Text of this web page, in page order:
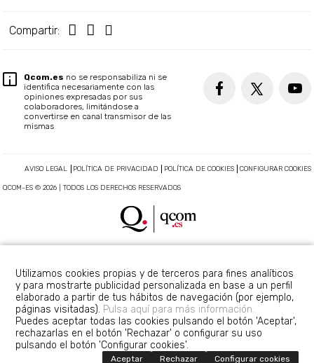
Compartir:
Qcom.es no se responsabiliza ni se
identifica necesariamente con las
opiniones expresadas por sus
colaboradores, limitándose a
convertirse en canal transmisor de las
mismas
AVISO LEGAL POLÍTICA DE PRIVACIDAD POLÍTICA DE COOKIES CONFIGURAR COOKIES
QCOM-ES © 2026 | TODOS LOS DERECHOS RESERVADOS
Utilizamos cookies propias y de terceros para fines analíticos
y para mostrarte publicidad personalizada en base a un perfil
elaborado a partir de tus hábitos de navegación (por ejemplo,
páginas visitadas). Pulsa aquí para más información.
Puedes aceptar todas las cookies pulsando el botón 'Aceptar',
rechazarlas en el botón 'Rechazar' o configurar su uso
pulsando el botón 'Configurar cookies'.
Aceptar Rechazar Configurar cookies